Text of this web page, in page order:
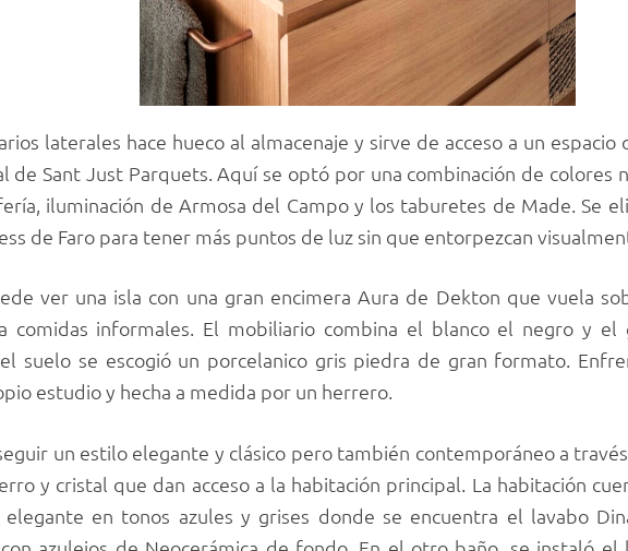
laterales hace hueco al almacenaje y sirve de acceso a un espacio
de Sant Just Parquets. Aquí se optó por una combinación de colores
iluminación de Armosa del Campo y los taburetes de Made. Se
de Faro para tener más puntos de luz sin que entorpezcan
ver una isla con una gran encimera Aura de Dekton que vuela
comidas informales. El mobiliario combina el blanco el negro y
suelo se escogió un porcelanico gris piedra de gran formato.
estudio y hecha a medida por un herrero.
un estilo elegante y clásico pero también contemporáneo a
y cristal que dan acceso a la habitación principal. La habitación
en tonos azules y grises donde se encuentra el lavabo